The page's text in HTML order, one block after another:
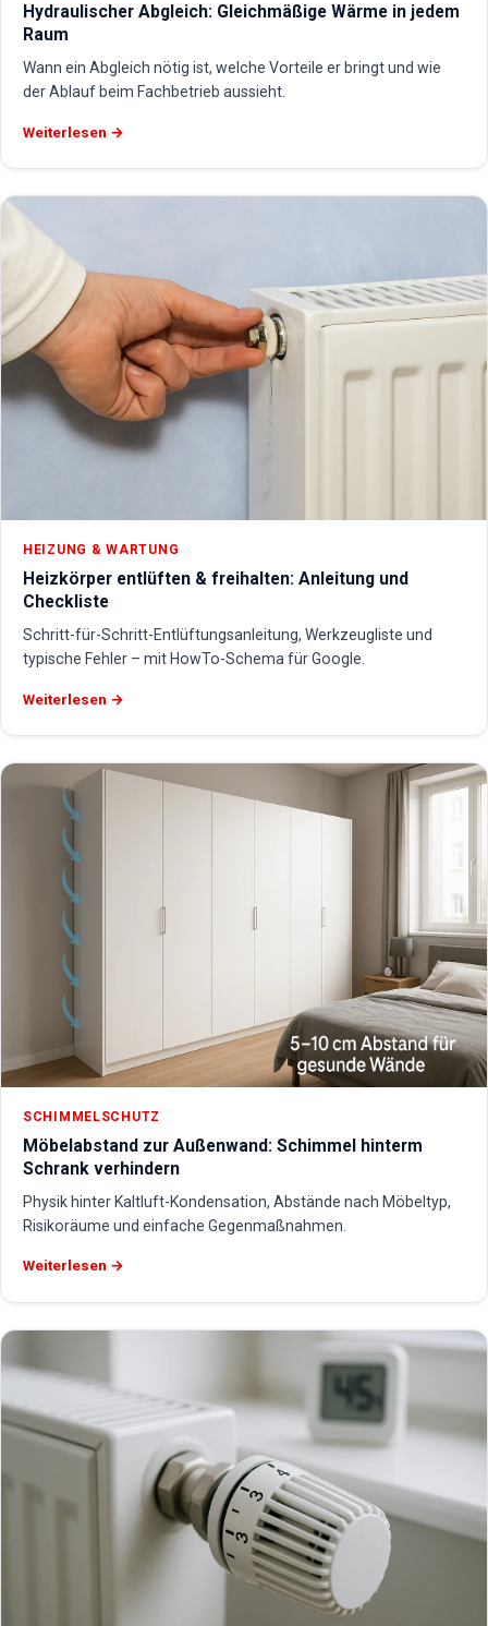
Hydraulischer Abgleich: Gleichmäßige Wärme in jedem
Raum
Wann ein Abgleich nötig ist, welche Vorteile er bringt und wie
der Ablauf beim Fachbetrieb aussieht.
Weiterlesen →
HEIZUNG & WARTUNG
Heizkörper entlüften & freihalten: Anleitung und
Checkliste
Schritt-für-Schritt-Entlüftungsanleitung, Werkzeugliste und
typische Fehler – mit HowTo-Schema für Google.
Weiterlesen →
SCHIMMELSCHUTZ
Möbelabstand zur Außenwand: Schimmel hinterm
Schrank verhindern
Physik hinter Kaltluft-Kondensation, Abstände nach Möbeltyp,
Risikoräume und einfache Gegenmaßnahmen.
Weiterlesen →